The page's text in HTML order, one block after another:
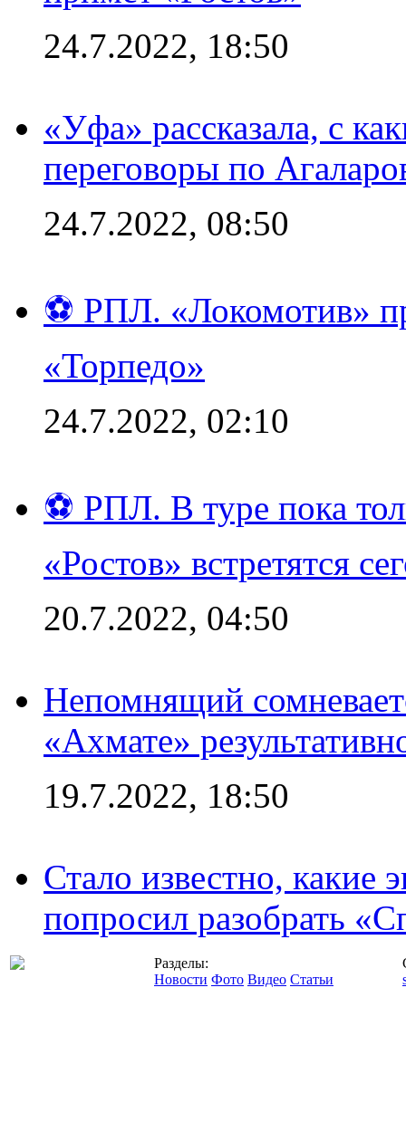
24.7.2022, 18:50
«Уфа» рассказала, с
переговоры по
24.7.2022, 08:50
⚽ РПЛ. «Локомотив»
«Торпедо»
24.7.2022, 02:10
⚽ РПЛ. В туре пока
«Ростов» встретятся
20.7.2022, 04:50
Непомнящий
«Ахмате»
19.7.2022, 18:50
Стало известно, какие
попросил разобрать
Разделы:
Новости Фото Видео Статьи